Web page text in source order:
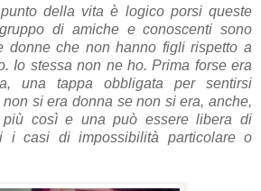
della vita è logico porsi queste
di amiche e conoscenti sono
donne che non hanno figli rispetto a
Io stessa non ne ho. Prima forse era
una tappa obbligata per sentirsi
si era donna se non si era, anche,
così e una può essere libera di
i casi di impossibilità particolare o